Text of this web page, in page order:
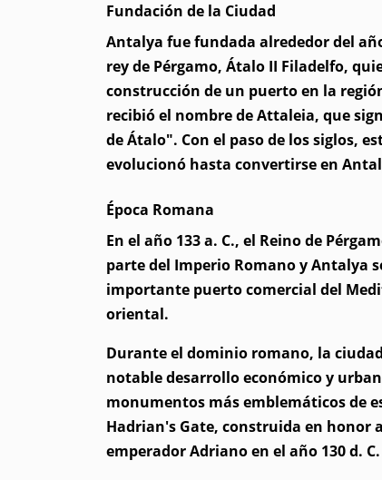
Fundación de la Ciudad
Antalya fue fundada alrededor del
rey de Pérgamo, Átalo II Filadelfo,
construcción de un puerto en la
recibió el nombre de Attaleia, que
de Átalo". Con el paso de los siglos,
evolucionó hasta convertirse en
Época Romana
En el año 133 a. C., el Reino de
parte del Imperio Romano y Antalya
importante puerto comercial del
oriental.
Durante el dominio romano, la
notable desarrollo económico y
monumentos más emblemáticos de
Hadrian's Gate, construida en honor
emperador Adriano en el año 130 d. C.